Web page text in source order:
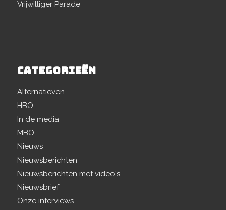
Vrijwilliger Parade
CATEGORIEËN
Alternatieven
HBO
In de media
MBO
Nieuws
Nieuwsberichten
Nieuwsberichten met video's
Nieuwsbrief
Onze interviews